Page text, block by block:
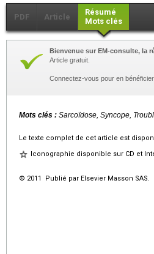
PDF Article
Résumé
Mots clés
Bienvenue sur EM-consulte, la
Article gratuit.
Connectez-vous pour en
Mots clés : Sarcoïdose, Syncope,
Le texte complet de cet article est
Iconographie disponible sur CD et
© 2011 Publié par Elsevier Masson SAS.